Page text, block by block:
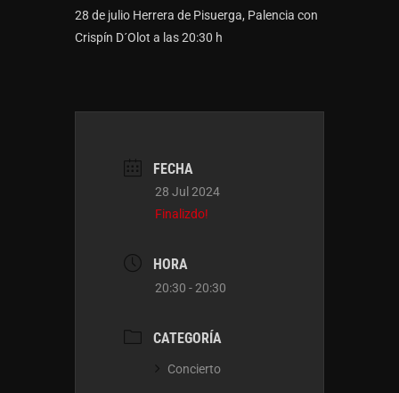
28 de julio Herrera de Pisuerga, Palencia con
Crispín D´Olot a las 20:30 h
FECHA
28 Jul 2024
Finalizdo!
HORA
20:30 - 20:30
CATEGORÍA
Concierto